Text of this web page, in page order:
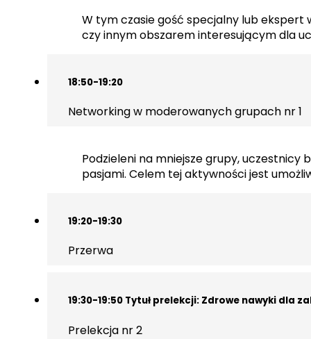
W tym czasie gość specjalny lub
czy innym obszarem interesującym dla
18:50-19:20
Networking w moderowanych grupach nr 1
Podzieleni na mniejsze grupy,
pasjami. Celem tej aktywności jest
19:20-19:30
Przerwa
19:30-19:50 Tytuł prelekcji: Zdrowe nawyki
Prelekcja nr 2